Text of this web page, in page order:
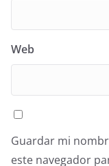
Web
Guardar mi
este navegador